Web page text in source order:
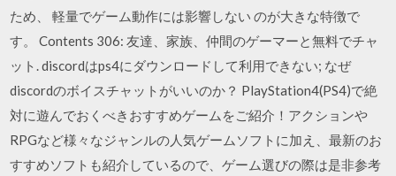
ため、 軽量でゲーム動作には影響しない のが大きな特徴で
す。 Contents 306: 友達、家族、仲間のゲーマーと無料でチャ
ット. discordはps4にダウンロードして利用できない; なぜ
discordのボイスチャットがいいのか？ PlayStation4(PS4)で絶
対に遊んでおくべきおすすめゲームをご紹介！アクションや
RPGなど様々なジャンルの人気ゲームソフトに加え、最新のお
すすめソフトも紹介しているので、ゲーム選びの際は是非参考